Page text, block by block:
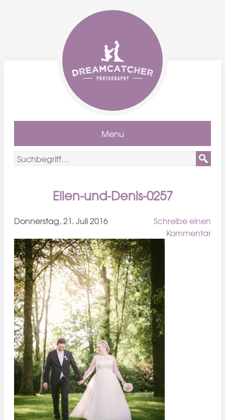
Menu
Ellen-und-Denis-0257
Donnerstag, 21. Juli 2016
Schreibe einen
Kommentar